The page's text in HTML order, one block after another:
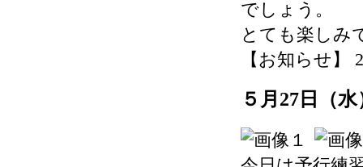
でしょう。
とても楽しみ
【お知らせ】
５月27日（